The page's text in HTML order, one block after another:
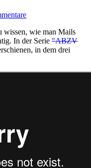
wissen, wie man Mails
In der Serie "ABZV
in dem drei